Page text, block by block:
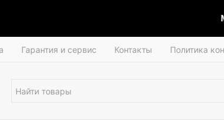
Гарантия и сервис Контакты Политика